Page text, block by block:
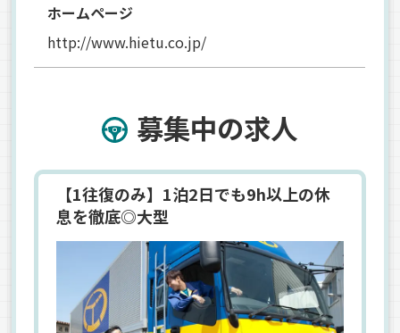
ホームページ
http://www.hietu.co.jp/
募集中の求人
【1往復のみ】1泊2日でも9h以上の休
息を徹底◎大型